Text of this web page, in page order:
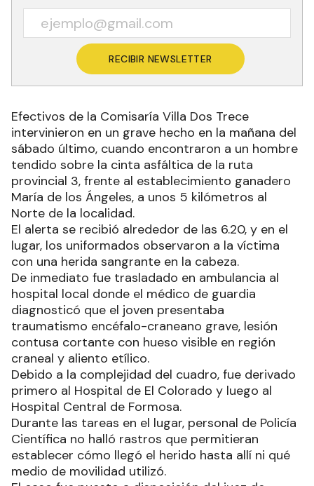
RECIBIR NEWSLETTER
Efectivos de la Comisaría Villa Dos Trece
intervinieron en un grave hecho en la mañana del
sábado último, cuando encontraron a un hombre
tendido sobre la cinta asfáltica de la ruta
provincial 3, frente al establecimiento ganadero
María de los Ángeles, a unos 5 kilómetros al
Norte de la localidad.
El alerta se recibió alrededor de las 6.20, y en el
lugar, los uniformados observaron a la víctima
con una herida sangrante en la cabeza.
De inmediato fue trasladado en ambulancia al
hospital local donde el médico de guardia
diagnosticó que el joven presentaba
traumatismo encéfalo-craneano grave, lesión
contusa cortante con hueso visible en región
craneal y aliento etílico.
Debido a la complejidad del cuadro, fue derivado
primero al Hospital de El Colorado y luego al
Hospital Central de Formosa.
Durante las tareas en el lugar, personal de Policía
Científica no halló rastros que permitieran
establecer cómo llegó el herido hasta allí ni qué
medio de movilidad utilizó.